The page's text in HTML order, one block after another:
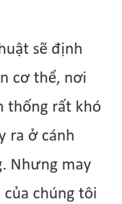
sẽ định
cơ thể, nơi
thống rất khó
ra ở cánh
Nhưng may
chúng tôi